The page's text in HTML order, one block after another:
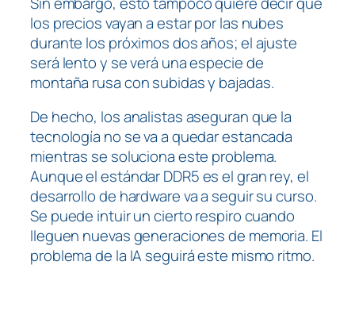
los precios vayan a estar por las nubes
durante los próximos dos años; el ajuste
será lento y se verá una especie de
montaña rusa con subidas y bajadas.
De hecho, los analistas aseguran que la
tecnología no se va a quedar estancada
mientras se soluciona este problema.
Aunque el estándar DDR5 es el gran rey, el
desarrollo de hardware va a seguir su curso.
Se puede intuir un cierto respiro cuando
lleguen nuevas generaciones de memoria. El
problema de la IA seguirá este mismo ritmo.